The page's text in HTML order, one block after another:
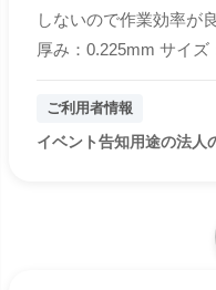
しないので作業効率が
厚み：0.225mm サイズ
ご利用者情報
イベント告知用途の法人